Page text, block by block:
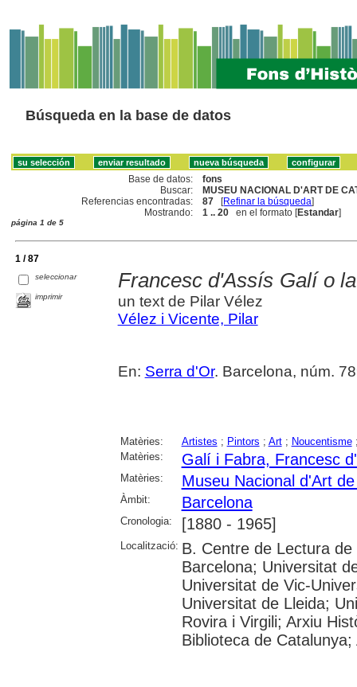
Búsqueda en la base de datos
Base de datos:
fons
Buscar:
MUSEU NACIONAL D'ART DE
Referencias encontradas:
87 [Refinar la búsqueda]
Mostrando:
1 .. 20 en el formato [Estandar]
página 1 de 5
1 / 87
seleccionar
imprimir
Francesc d'Assís Galí o
un text de Pilar Vélez
Vélez i Vicente, Pilar
En: Serra d'Or. Barcelona, núm.
Matèries: Artistes ; Pintors ; Art; Noucentisme
Matèries:
Galí i Fabra, Francesc
Matèries: Museu Nacional d'Art
Àmbit: Barcelona
Cronologia: [1880 - 1965]
Localització: B. Centre de Lectura
Barcelona; Universitat
Universitat de Vic-
Universitat de Lleida;
Rovira i Virgili; Arxiu
Biblioteca de